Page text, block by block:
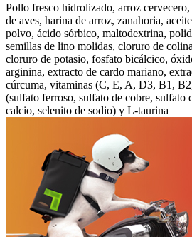
Pollo fresco hidrolizado, arroz
de aves, harina de arroz, zanahoria,
polvo, ácido sórbico, maltodextrina,
semillas de lino molidas, cloruro de
cloruro de potasio, fosfato bicálcico,
arginina, extracto de cardo mariano,
cúrcuma, vitaminas (C, E, A, D3, B1,
(sulfato ferroso, sulfato de cobre, sulfato
calcio, selenito de sodio) y L-taurina